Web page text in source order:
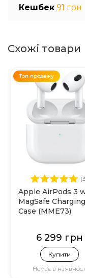
Кешбек 91 грн
Схожі товари
Топ продажу
Apple AirPods 3
MagSafe Charging
Case (MME73)
6 299 грн
Купити
Немає в